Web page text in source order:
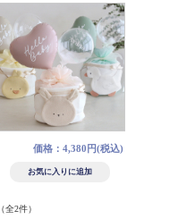
価格：4,380円(税込)
（全2件）